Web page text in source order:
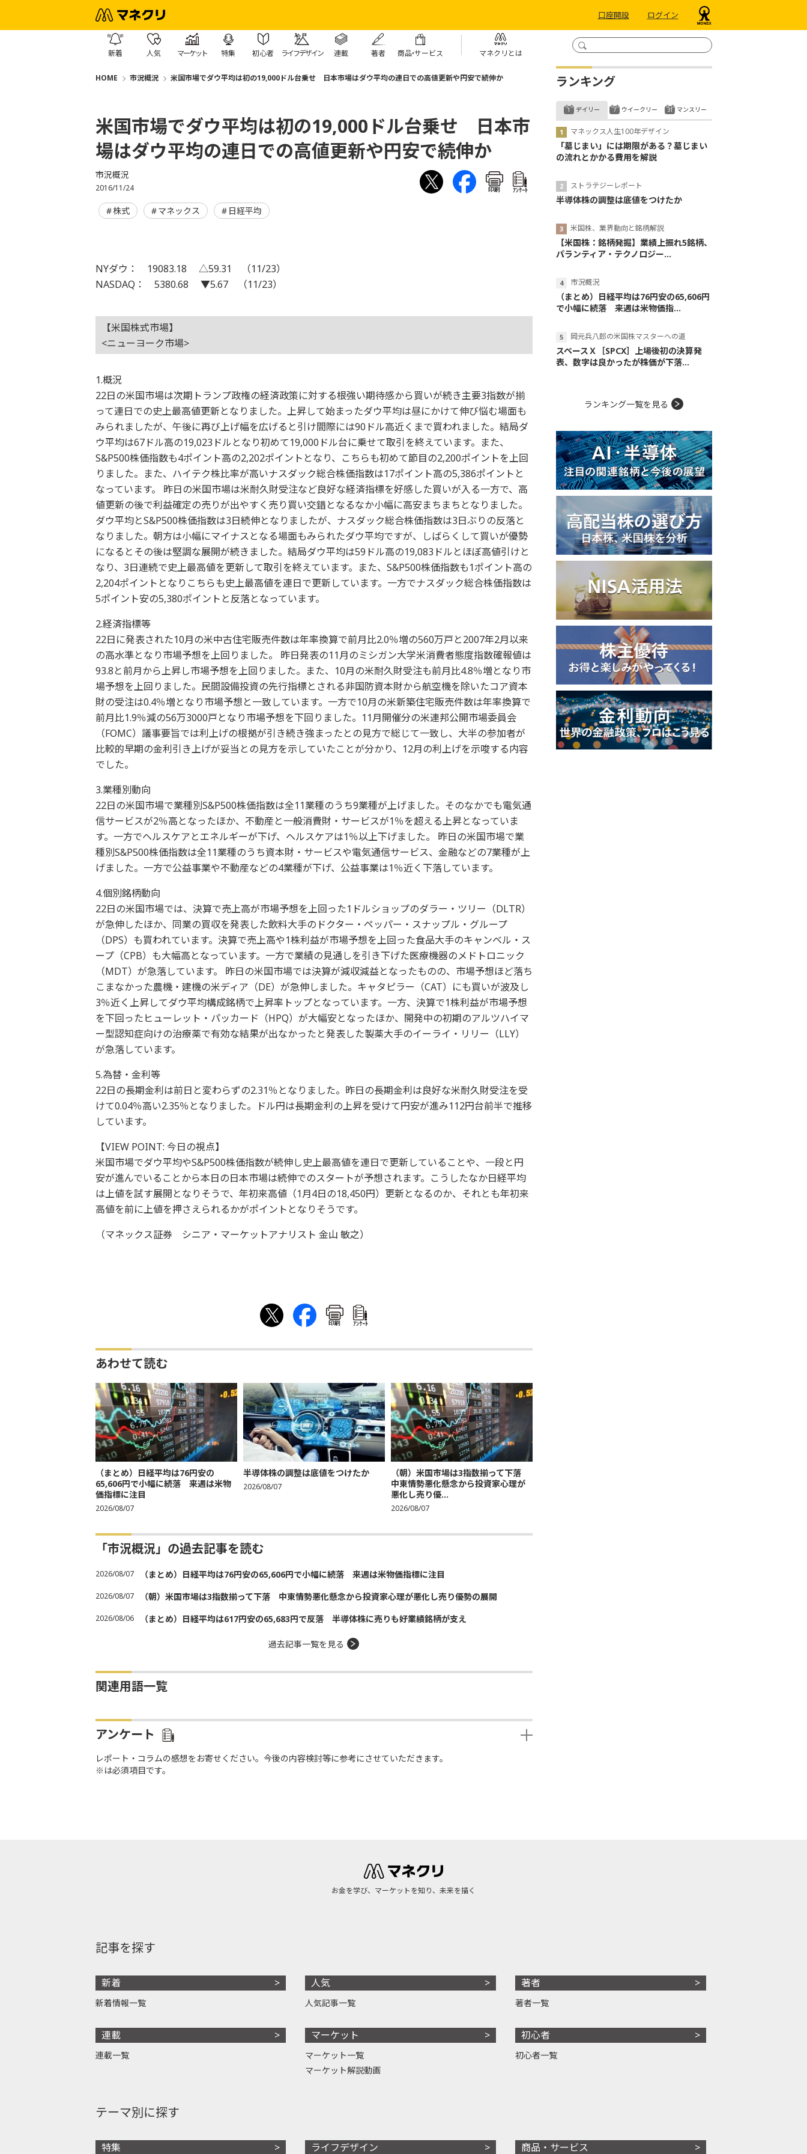
口座開設 ログイン
新着 人気 マーケット 特集 初心者 ライフデザイン 連載 著者 商品・サービス マネクリとは
HOME 市況概況 米国市場でダウ平均は初の19,000ドル台乗せ 日本市場はダウ平均の連日での高値更新や円安で続伸か
米国市場でダウ平均は初の19,000ドル台乗せ 日本市
場はダウ平均の連日での高値更新や円安で続伸か
市況概況
2016/11/24 印刷 ｱﾝｹｰﾄ
株式 マネックス 日経平均
NYダウ： 19083.18 △59.31 （11/23）
NASDAQ： 5380.68 ▼5.67 （11/23）
【米国株式市場】
<ニューヨーク市場>
1.概況
22日の米国市場は次期トランプ政権の経済政策に対する根強い期待感から買いが続き主要3指数が揃
って連日での史上最高値更新となりました。上昇して始まったダウ平均は昼にかけて伸び悩む場面も
みられましたが、午後に再び上げ幅を広げると引け間際には90ドル高近くまで買われました。結局ダ
ウ平均は67ドル高の19,023ドルとなり初めて19,000ドル台に乗せて取引を終えています。また、
S&P500株価指数も4ポイント高の2,202ポイントとなり、こちらも初めて節目の2,200ポイントを上回
りました。また、ハイテク株比率が高いナスダック総合株価指数は17ポイント高の5,386ポイントと
なっています。 昨日の米国市場は米耐久財受注など良好な経済指標を好感した買いが入る一方で、高
値更新の後で利益確定の売りが出やすく売り買い交錯となるなか小幅に高安まちまちとなりました。
ダウ平均とS&P500株価指数は3日続伸となりましたが、ナスダック総合株価指数は3日ぶりの反落と
なりました。朝方は小幅にマイナスとなる場面もみられたダウ平均ですが、しばらくして買いが優勢
になるとその後は堅調な展開が続きました。結局ダウ平均は59ドル高の19,083ドルとほぼ高値引けと
なり、3日連続で史上最高値を更新して取引を終えています。また、S&P500株価指数も1ポイント高の
2,204ポイントとなりこちらも史上最高値を連日で更新しています。一方でナスダック総合株価指数は
5ポイント安の5,380ポイントと反落となっています。
2.経済指標等
22日に発表された10月の米中古住宅販売件数は年率換算で前月比2.0％増の560万戸と2007年2月以来
の高水準となり市場予想を上回りました。 昨日発表の11月のミシガン大学米消費者態度指数確報値は
93.8と前月から上昇し市場予想を上回りました。また、10月の米耐久財受注も前月比4.8％増となり市
場予想を上回りました。民間設備投資の先行指標とされる非国防資本財から航空機を除いたコア資本
財の受注は0.4％増となり市場予想と一致しています。一方で10月の米新築住宅販売件数は年率換算で
前月比1.9％減の56万3000戸となり市場予想を下回りました。11月開催分の米連邦公開市場委員会
（FOMC）議事要旨では利上げの根拠が引き続き強まったとの見方で総じて一致し、大半の参加者が
比較的早期の金利引き上げが妥当との見方を示していたことが分かり、12月の利上げを示唆する内容
でした。
3.業種別動向
22日の米国市場で業種別S&P500株価指数は全11業種のうち9業種が上げました。そのなかでも電気通
信サービスが2％高となったほか、不動産と一般消費財・サービスが1％を超える上昇となっていま
す。一方でヘルスケアとエネルギーが下げ、ヘルスケアは1％以上下げました。 昨日の米国市場で業
種別S&P500株価指数は全11業種のうち資本財・サービスや電気通信サービス、金融などの7業種が上
げました。一方で公益事業や不動産などの4業種が下げ、公益事業は1％近く下落しています。
4.個別銘柄動向
22日の米国市場では、決算で売上高が市場予想を上回った1ドルショップのダラー・ツリー（DLTR）
が急伸したほか、同業の買収を発表した飲料大手のドクター・ペッパー・スナップル・グループ
（DPS）も買われています。決算で売上高や1株利益が市場予想を上回った食品大手のキャンベル・ス
ープ（CPB）も大幅高となっています。一方で業績の見通しを引き下げた医療機器のメドトロニック
（MDT）が急落しています。 昨日の米国市場では決算が減収減益となったものの、市場予想ほど落ち
こまなかった農機・建機の米ディア（DE）が急伸しました。キャタピラー（CAT）にも買いが波及し
3％近く上昇してダウ平均構成銘柄で上昇率トップとなっています。一方、決算で1株利益が市場予想
を下回ったヒューレット・パッカード（HPQ）が大幅安となったほか、開発中の初期のアルツハイマ
ー型認知症向けの治療薬で有効な結果が出なかったと発表した製薬大手のイーライ・リリー（LLY）
が急落しています。
5.為替・金利等
22日の長期金利は前日と変わらずの2.31％となりました。昨日の長期金利は良好な米耐久財受注を受
けて0.04％高い2.35％となりました。ドル円は長期金利の上昇を受けて円安が進み112円台前半で推移
しています。
【VIEW POINT: 今日の視点】
米国市場でダウ平均やS&P500株価指数が続伸し史上最高値を連日で更新していることや、一段と円
安が進んでいることから本日の日本市場は続伸でのスタートが予想されます。こうしたなか日経平均
は上値を試す展開となりそうで、年初来高値（1月4日の18,450円）更新となるのか、それとも年初来
高値を前に上値を押さえられるかがポイントとなりそうです。
（マネックス証券 シニア・マーケットアナリスト 金山 敏之）
印刷 ｱﾝｹｰﾄ
あわせて読む
（まとめ）日経平均は76円安の
65,606円で小幅に続落 来週は米物
価指標に注目
2026/08/07
半導体株の調整は底値をつけたか
2026/08/07
（朝）米国市場は3指数揃って下落
中東情勢悪化懸念から投資家心理が
悪化し売り優...
2026/08/07
「市況概況」の過去記事を読む
2026/08/07 （まとめ）日経平均は76円安の65,606円で小幅に続落 来週は米物価指標に注目
2026/08/07 （朝）米国市場は3指数揃って下落 中東情勢悪化懸念から投資家心理が悪化し売り優勢の展開
2026/08/06 （まとめ）日経平均は617円安の65,683円で反落 半導体株に売りも好業績銘柄が支え
過去記事一覧を見る
関連用語一覧
アンケート
レポート・コラムの感想をお寄せください。今後の内容検討等に参考にさせていただきます。
※は必須項目です。
ランキング
デイリー
マネックス人生100年デザイン
「墓じまい」には期限がある？墓じまい
の流れとかかる費用を解説
ストラテジーレポート
半導体株の調整は底値をつけたか
米国株、業界動向と銘柄解説
【米国株：銘柄発掘】業績上振れ5銘柄、
パランティア・テクノロジー...
市況概況
（まとめ）日経平均は76円安の65,606円
で小幅に続落 来週は米物価指...
岡元兵八郎の米国株マスターへの道
スペースＸ［SPCX］上場後初の決算発
表、数字は良かったが株価が下落...
ウイークリー マンスリー
ランキング一覧を見る
お金を学び、マーケットを知り、未来を描く
記事を探す
新着
新着情報一覧
連載
連載一覧
人気
人気記事一覧
マーケット
マーケット一覧
マーケット解説動画
著者
著者一覧
初心者
初心者一覧
テーマ別に探す
特集 ライフデザイン 商品・サービス